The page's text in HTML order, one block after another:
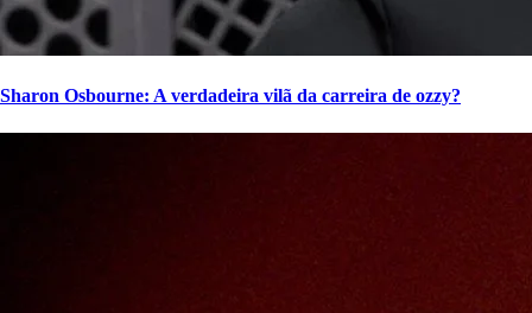
Sharon Osbourne: A verdadeira vilã da carreira de ozzy?